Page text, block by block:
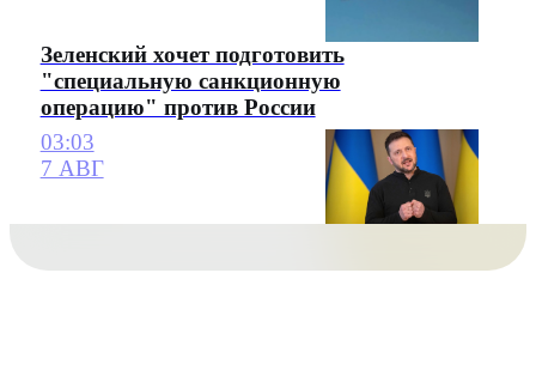
Зеленский хочет подготовить
"специальную санкционную
операцию" против России
03:03
7 АВГ